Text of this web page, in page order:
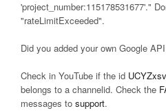
'project_number:115178531677'."
"rateLimitExceeded".
Did you added your own Google
Check in YouTube if the id
belongs to a channelid. Check the
messages to support.